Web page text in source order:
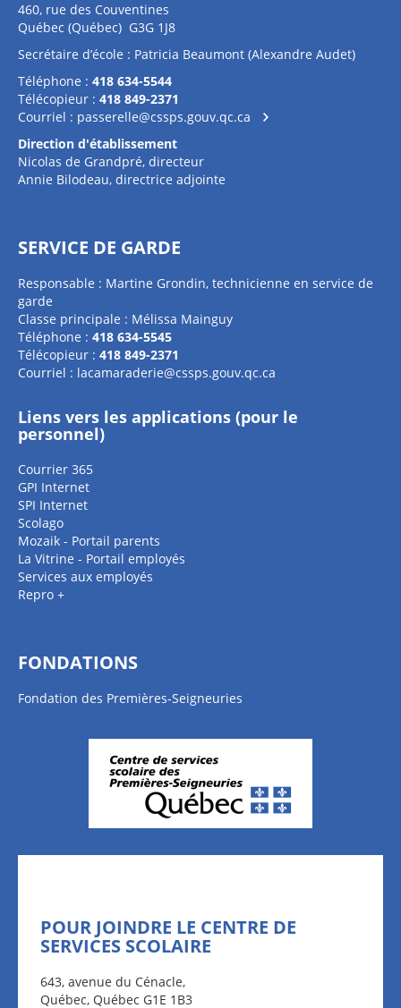
460, rue des Couventines
Québec (Québec) G3G 1J8
Secrétaire d’école : Patricia Beaumont (Alexandre Audet)
Téléphone : 418 634-5544
Télécopieur : 418 849-2371
Courriel : passerelle@cssps.gouv.qc.ca
Direction d'établissement
Nicolas de Grandpré, directeur
Annie Bilodeau, directrice adjointe
SERVICE DE GARDE
Responsable : Martine Grondin, technicienne en service de
garde
Classe principale : Mélissa Mainguy
Téléphone : 418 634-5545
Télécopieur : 418 849-2371
Courriel : lacamaraderie@cssps.gouv.qc.ca
Liens vers les applications (pour le
personnel)
Courrier 365
GPI Internet
SPI Internet
Scolago
Mozaik - Portail parents
La Vitrine - Portail employés
Services aux employés
Repro +
FONDATIONS
Fondation des Premières-Seigneuries
POUR JOINDRE LE CENTRE DE
SERVICES SCOLAIRE
643, avenue du Cénacle,
Québec, Québec G1E 1B3